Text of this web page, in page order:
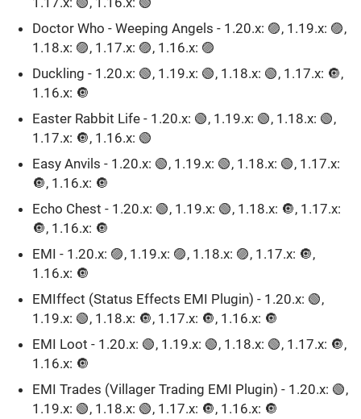
Doctor Who - Weeping Angels - 1.20.x: 🟣, 1.19.x: 🟣,
1.18.x: 🟣, 1.17.x: 🟣, 1.16.x: 🟣
Duckling - 1.20.x: 🟢, 1.19.x: 🟢, 1.18.x: 🟢, 1.17.x: 🔘,
1.16.x: 🔘
Easter Rabbit Life - 1.20.x: 🟢, 1.19.x: 🟢, 1.18.x: 🟢,
1.17.x: 🔘, 1.16.x: 🟢
Easy Anvils - 1.20.x: 🟢, 1.19.x: 🟢, 1.18.x: 🟢, 1.17.x:
🔘, 1.16.x: 🔘
Echo Chest - 1.20.x: 🟢, 1.19.x: 🟢, 1.18.x: 🔘, 1.17.x:
🔘, 1.16.x: 🔘
EMI - 1.20.x: 🟣, 1.19.x: 🟣, 1.18.x: 🟣, 1.17.x: 🔘,
1.16.x: 🔘
EMIffect (Status Effects EMI Plugin) - 1.20.x: 🟢,
1.19.x: 🟢, 1.18.x: 🔘, 1.17.x: 🔘, 1.16.x: 🔘
EMI Loot - 1.20.x: 🟢, 1.19.x: 🟢, 1.18.x: 🟢, 1.17.x: 🔘,
1.16.x: 🔘
EMI Trades (Villager Trading EMI Plugin) - 1.20.x: 🟢,
1.19.x: 🟢, 1.18.x: 🟢, 1.17.x: 🔘, 1.16.x: 🔘